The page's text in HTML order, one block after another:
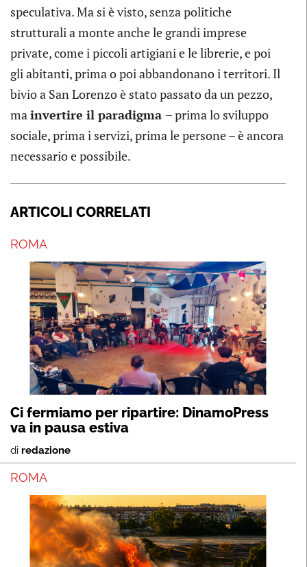
speculativa. Ma si è visto, senza politiche
strutturali a monte anche le grandi imprese
private, come i piccoli artigiani e le librerie, e poi
gli abitanti, prima o poi abbandonano i territori. Il
bivio a San Lorenzo è stato passato da un pezzo,
mainvertire il paradigma – prima lo sviluppo
sociale, prima i servizi, prima le persone – è ancora
necessario e possibile.
ARTICOLI CORRELATI
ROMA
Ci fermiamo per ripartire: DinamoPress
va in pausa estiva
di redazione
ROMA